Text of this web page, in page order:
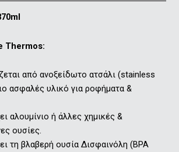
Thermos:
από ανοξείδωτο ατσάλι (stainless
ασφαλές υλικό για ροφήματα &
αλουμίνιο ή άλλες χημικές &
ουσίες.
τη βλαβερή ουσία Δισφαινόλη (ΒPA